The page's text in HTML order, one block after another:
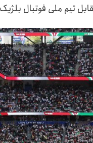
تیم ملی فوتبال